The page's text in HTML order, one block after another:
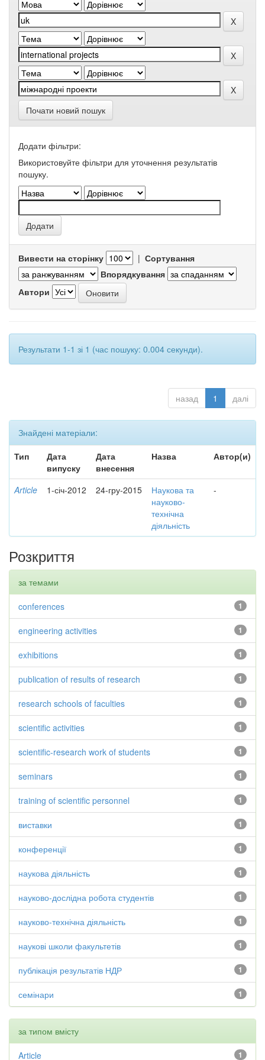
Почати новий пошук
Додати фільтри:
Використовуйте фільтри для уточнення результатів
пошуку.
Вивести на сторінку | Сортування
Впорядкування
Автори
Результати 1-1 зі 1 (час пошуку: 0.004 секунди).
назад 1 далі
Знайдені матеріали:
Тип
Дата
випуску
Дата
внесення
Назва Автор(и)
Article 1-січ-2012 24-гру-2015
Наукова та
науково-
технічна
діяльність
-
Розкриття
за темами
1
conferences
1
engineering activities
1
exhibitions
1
publication of results of research
1
research schools of faculties
1
scientific activities
1
scientific-research work of students
1
seminars
1
training of scientific personnel
1
виставки
1
конференції
1
наукова діяльність
1
науково-дослідна робота студентів
1
науково-технічна діяльність
1
наукові школи факультетів
1
публікація результатів НДР
1
семінари
за типом вмісту
1
Article